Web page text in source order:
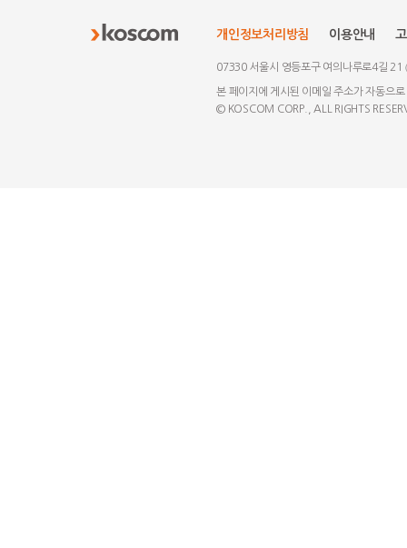
Confirmation
System
개인정보처리방침 이용안내
07330 서울시 영등포구 여의나루로4길 21
본 페이지에 게시된 이메일 주소가 자동으
© KOSCOM CORP., ALL RIGHTS